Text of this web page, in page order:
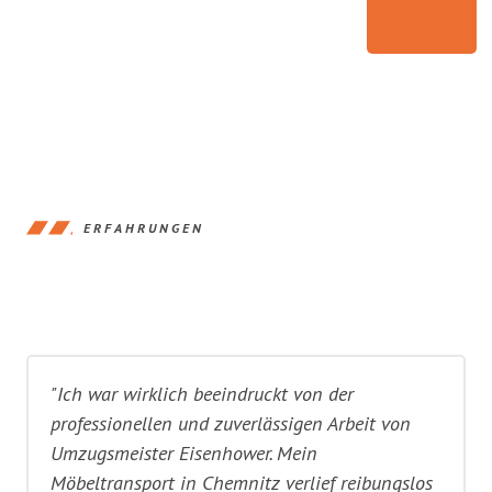
ERFAHRUNGEN
"Ich war wirklich beeindruckt von der
professionellen und zuverlässigen Arbeit von
Umzugsmeister Eisenhower. Mein
Möbeltransport in Chemnitz verlief reibungslos